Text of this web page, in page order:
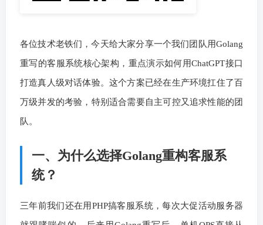
各位技术老铁们，今天给大家分享一个我们团队用Golang
重写的客服系统核心架构，重点演示如何用ChatGPT接口
打造真人级对话体验。这个方案已经在生产环境扛住了百
万级并发的考验，特别适合需要自主可控又追求性能的团
队。
一、为什么选择Golang重构客服系
统？
三年前我们还在用PHP搞客服系统，每次大促活动服务器